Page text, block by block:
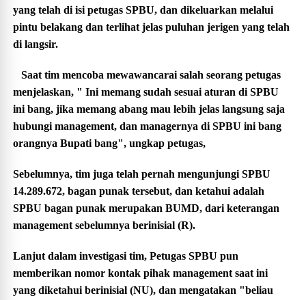
yang telah di isi petugas SPBU, dan dikeluarkan melalui
pintu belakang dan terlihat jelas puluhan jerigen yang telah
di langsir.
Saat tim mencoba mewawancarai salah seorang petugas
menjelaskan, " Ini memang sudah sesuai aturan di SPBU
ini bang, jika memang abang mau lebih jelas langsung saja
hubungi management, dan managernya di SPBU ini bang
orangnya Bupati bang", ungkap petugas,
Sebelumnya, tim juga telah pernah mengunjungi SPBU
14.289.672, bagan punak tersebut, dan ketahui adalah
SPBU bagan punak merupakan BUMD, dari keterangan
management sebelumnya berinisial (R).
Lanjut dalam investigasi tim, Petugas SPBU pun
memberikan nomor kontak pihak management saat ini
yang diketahui berinisial (NU), dan mengatakan "beliau